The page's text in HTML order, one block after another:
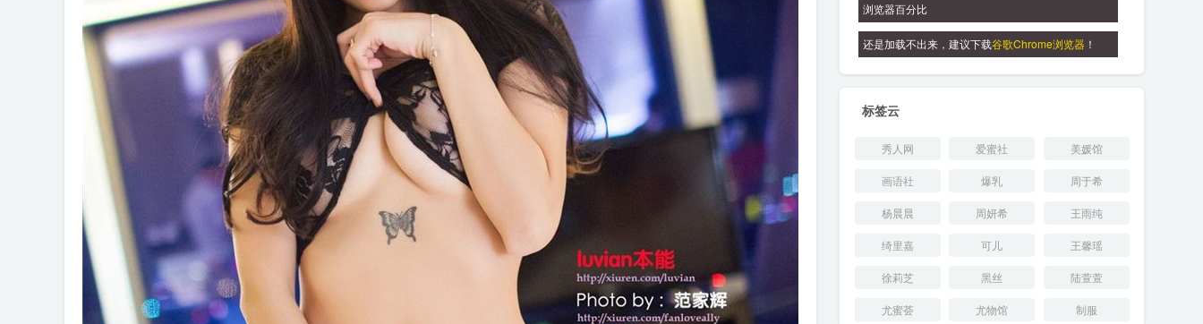
浏览器百分比
还是加载不出来，建议下载谷歌Chrome浏览器 ！
标签云
秀人网 爱蜜社 美媛馆
画语社 爆乳 周于希
杨晨晨 周妍希 王雨纯
绮里嘉 可儿 王馨瑶
徐莉芝 黑丝 陆萱萱
尤蜜荟 尤物馆 制服